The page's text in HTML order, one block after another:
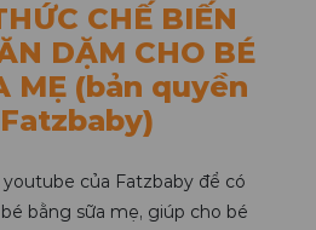
CHẾ BIẾN
DẶM CHO BÉ
MẸ (bản quyền
của Fatzbaby để có
bằng sữa mẹ, giúp cho bé